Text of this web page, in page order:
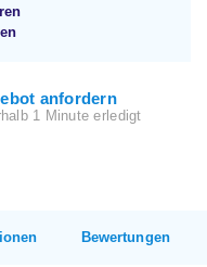
anfordern
1 Minute erledigt
Bewertungen